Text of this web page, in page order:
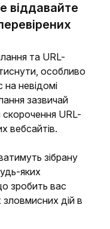
віддавайте
та URL-
особливо
невідомі
зазвичай
URL-
вебсайтів.
зібрану
яких
зробить вас
дій в